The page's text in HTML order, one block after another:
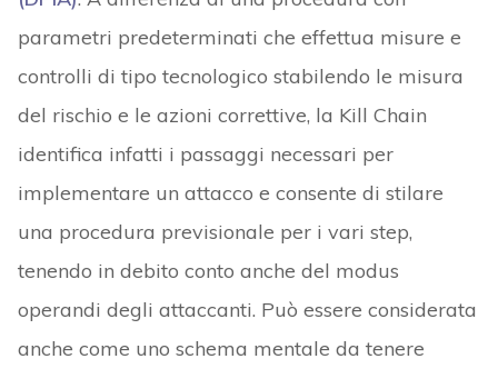
parametri predeterminati che effettua misure e
controlli di tipo tecnologico stabilendo le misura
del rischio e le azioni correttive, la Kill Chain
identifica infatti i passaggi necessari per
implementare un attacco e consente di stilare
una procedura previsionale per i vari step,
tenendo in debito conto anche del modus
operandi degli attaccanti. Può essere considerata
anche come uno schema mentale da tenere